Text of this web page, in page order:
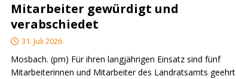
Mitarbeiter gewürdigt und
verabschiedet
31. Juli 2026
Mosbach. (pm) Für ihren langjährigen Einsatz sind fünf
Mitarbeiterinnen und Mitarbeiter des Landratsamts geehrt